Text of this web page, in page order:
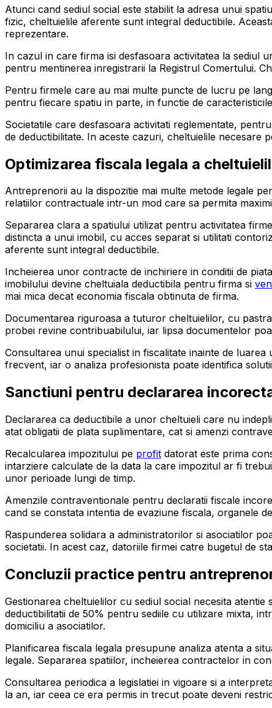
Atunci cand sediul social este stabilit la adresa unui
fizic, cheltuielile aferente sunt integral deductibile.
reprezentare.
In cazul in care firma isi desfasoara activitatea la sediul
pentru mentinerea inregistrarii la Registrul Comertului.
Pentru firmele care au mai multe puncte de lucru pe
pentru fiecare spatiu in parte, in functie de
Societatile care desfasoara activitati reglementate,
de deductibilitate. In aceste cazuri, cheltuielile
Optimizarea fiscala legala a
Antreprenorii au la dispozitie mai multe metode legale
relatiilor contractuale intr-un mod care sa permita
Separarea clara a spatiului utilizat pentru activitatea
distincta a unui imobil, cu acces separat si utilitati
aferente sunt integral deductibile.
Incheierea unor contracte de inchiriere in conditii de
imobilului devine cheltuiala deductibila pentru firma si
mai mica decat economia fiscala obtinuta de firma.
Documentarea riguroasa a tuturor cheltuielilor, cu
probei revine contribuabilului, iar lipsa documentelor
Consultarea unui specialist in fiscalitate inainte de
frecvent, iar o analiza profesionista poate identifica
Sanctiuni pentru declararea
Declararea ca deductibile a unor cheltuieli care nu
atat obligatii de plata suplimentare, cat si amenzi
Recalcularea impozitului pe profit datorat este prima
intarziere calculate de la data la care impozitul ar fi
unor perioade lungi de timp.
Amenzile contraventionale pentru declaratii fiscale
cand se constata intentia de evaziune fiscala, organele
Raspunderea solidara a administratorilor si asociatilor
societatii. In acest caz, datoriile firmei catre bugetul de
Concluzii practice pentru
Gestionarea cheltuielilor cu sediul social necesita
deductibilitatii de 50% pentru sediile cu utilizare mixta,
domiciliu a asociatilor.
Planificarea fiscala legala presupune analiza atenta a
legale. Separarea spatiilor, incheierea contractelor in
Consultarea periodica a legislatiei in vigoare si a
la an, iar ceea ce era permis in trecut poate deveni